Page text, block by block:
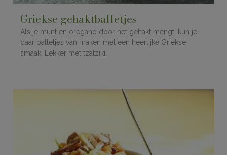
Griekse gehaktballetjes
Als je munt en oregano door het gehakt mengt, kun je
daar balletjes van maken met een heerlijke Griekse
smaak. Lekker met tzatziki.